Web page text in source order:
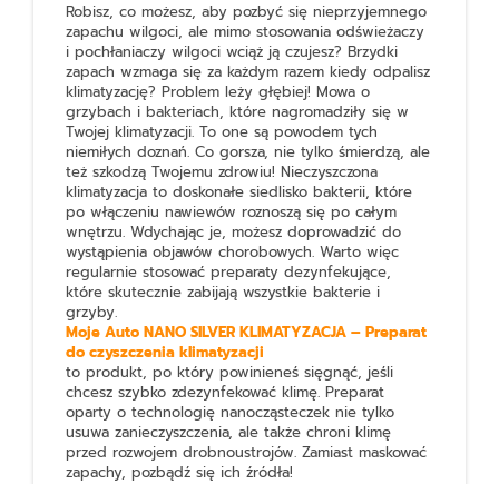
Robisz, co możesz, aby pozbyć się nieprzyjemnego
zapachu wilgoci, ale mimo stosowania odświeżaczy
i pochłaniaczy wilgoci wciąż ją czujesz? Brzydki
zapach wzmaga się za każdym razem kiedy odpalisz
klimatyzację? Problem leży głębiej! Mowa o
grzybach i bakteriach, które nagromadziły się w
Twojej klimatyzacji. To one są powodem tych
niemiłych doznań. Co gorsza, nie tylko śmierdzą, ale
też szkodzą Twojemu zdrowiu! Nieczyszczona
klimatyzacja to doskonałe siedlisko bakterii, które
po włączeniu nawiewów roznoszą się po całym
wnętrzu. Wdychając je, możesz doprowadzić do
wystąpienia objawów chorobowych. Warto więc
regularnie stosować preparaty dezynfekujące,
które skutecznie zabijają wszystkie bakterie i
grzyby.
Moje Auto NANO SILVER KLIMATYZACJA – Preparat
do czyszczenia klimatyzacji
to produkt, po który powinieneś sięgnąć, jeśli
chcesz szybko zdezynfekować klimę. Preparat
oparty o technologię nanocząsteczek nie tylko
usuwa zanieczyszczenia, ale także chroni klimę
przed rozwojem drobnoustrojów. Zamiast maskować
zapachy, pozbądź się ich źródła!